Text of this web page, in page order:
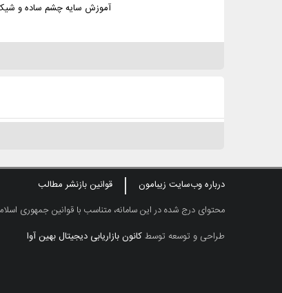
آموزش سایه چشم ساده و شیک
درباره وب‌سایت زیبامون
قوانین بازنشر مطالب
محتوای درج شده در این سامانه، متناسب با قوانین جمهوری
طراحی و توسعه توسطکانون بازاریابی دیجیتال بهین آوا